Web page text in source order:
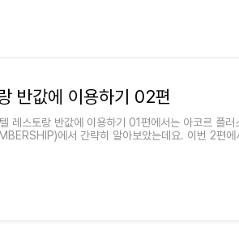
반값에 이용하기 02편
레스토랑 반값에 이용하기 01편에서는 아코르 플러
에서 간략히 알아보았는데요. 이번 2편에